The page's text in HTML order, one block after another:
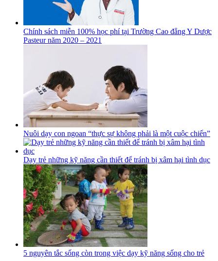
Chính sách miễn 100% học phí tại Trường Cao đẳng Y Dược
Pasteur năm 2020 – 2021
Nuôi dạy con ngoan “thực sự không phải là một cuộc chiến”
Dạy trẻ những kỹ năng cần thiết để tránh bị xâm hại tình dục
5 nguyên tắc sống còn trong việc dạy kỹ năng sống cho trẻ